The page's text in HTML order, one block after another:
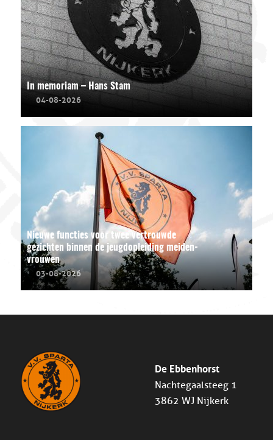
In memoriam – Hans Stam
04-08-2026
Nieuwe functies voor twee vertrouwde
gezichten binnen de jeugdopleiding meiden-
vrouwen
03-08-2026
De Ebbenhorst
Nachtegaalsteeg 1
3862 WJ Nijkerk